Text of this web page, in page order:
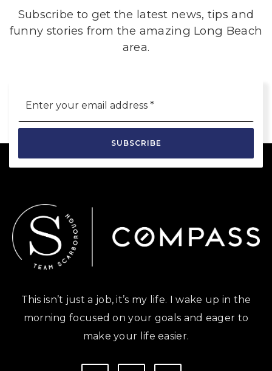
Subscribe to get the latest news, tips and
funny stories from the amazing Long Beach
area.
*
SUBSCRIBE
This isn’t just a job, it’s my life. I wake up in the
morning focused on your goals and eager to
make your life easier.